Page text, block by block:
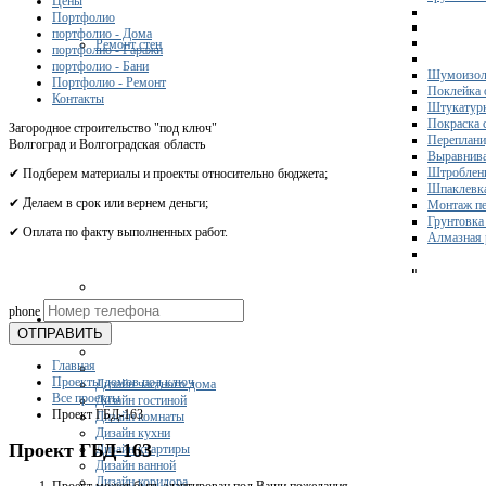
Ремонт стен
Поклейка
Покраска
Монтаж
Грунтовка
Алмазная
Дизайн
Дизайн частного дома
Дизайн гостиной
Дизайн комнаты
Дизайн кухни
Дизайн квартиры
Дизайн ванной
Дизайн коридора
Портфолио
портфолио - Дома
портфолио - Гаражи
портфолио - Бани
Портфолио - Ремонт
Контакты
Загородное строительство "под ключ"
Волгоград и Волгоградская область
✔ Подберем материалы и проекты относительно бюджета;
✔ Делаем в срок или вернем деньги;
✔ Оплата по факту выполненных работ.
phone
ОТПРАВИТЬ
Главная
Проекты домов под ключ
Все проекты
Проект ГБД-163
Проект ГБД-163